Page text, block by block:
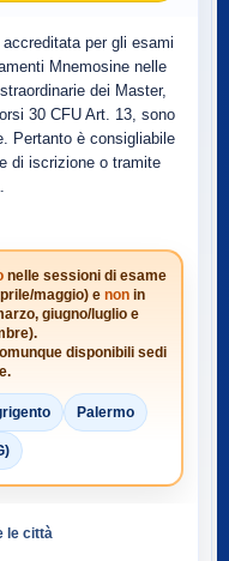
per gli esami
Mnemosine nelle
dei Master,
30 CFU Art. 13, sono
Pertanto è consigliabile
di iscrizione o tramite
nelle sessioni di esame
maggio) e non in
giugno/luglio e
disponibili sedi
Palermo
le città